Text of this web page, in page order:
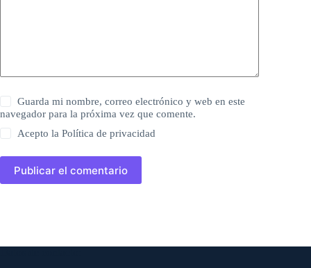
Guarda mi nombre, correo electrónico y web en este
navegador para la próxima vez que comente.
Acepto laPolítica de privacidad
Publicar el comentario